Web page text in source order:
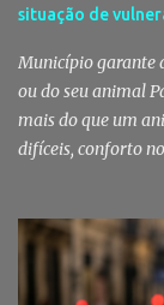
Livramento
com uma
de Setúbal desta...
situação de
Município garante
ou do seu animal
mais do que um
difíceis, conforto
garantir cuidados
utentes do Centro
reforçando